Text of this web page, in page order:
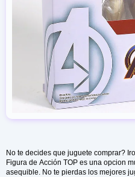
No te decides que juguete comprar?
Figura de Acción TOP es una opcion
asequible. No te pierdas los mejores